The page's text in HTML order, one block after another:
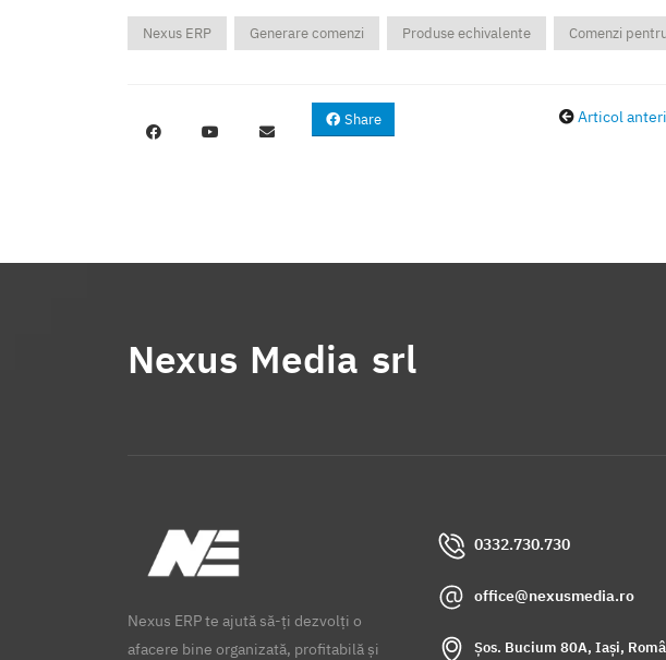
Nexus ERP Generare comenzi Produse echivalente Comenzi
Share Articol
Nexus Media srl
Nexus ERP te ajută să-ți dezvolți o
afacere bine organizată, profitabilă și
0332.730.730
office@nexusmedia.ro
Șos. Bucium 80A, Iași,